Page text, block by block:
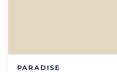
PARADISE